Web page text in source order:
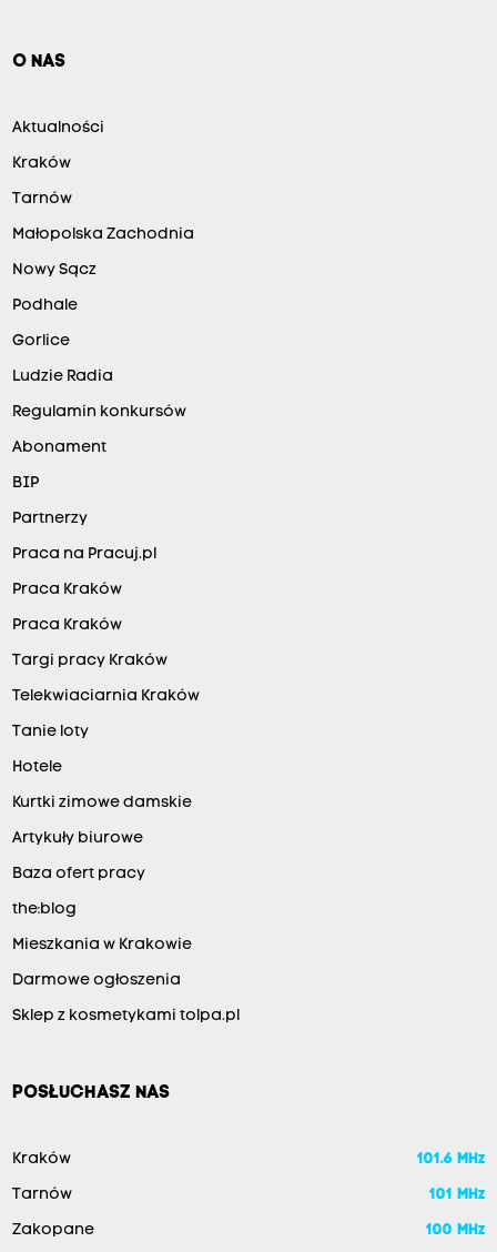
O NAS
Aktualności
Kraków
Tarnów
Małopolska Zachodnia
Nowy Sącz
Podhale
Gorlice
Ludzie Radia
Regulamin konkursów
Abonament
BIP
Partnerzy
Praca na Pracuj.pl
Praca Kraków
Praca Kraków
Targi pracy Kraków
Telekwiaciarnia Kraków
Tanie loty
Hotele
Kurtki zimowe damskie
Artykuły biurowe
Baza ofert pracy
the:blog
Mieszkania w Krakowie
Darmowe ogłoszenia
Sklep z kosmetykami tolpa.pl
POSŁUCHASZ NAS
Kraków 101.6 MHz
Tarnów 101 MHz
Zakopane 100 MHz